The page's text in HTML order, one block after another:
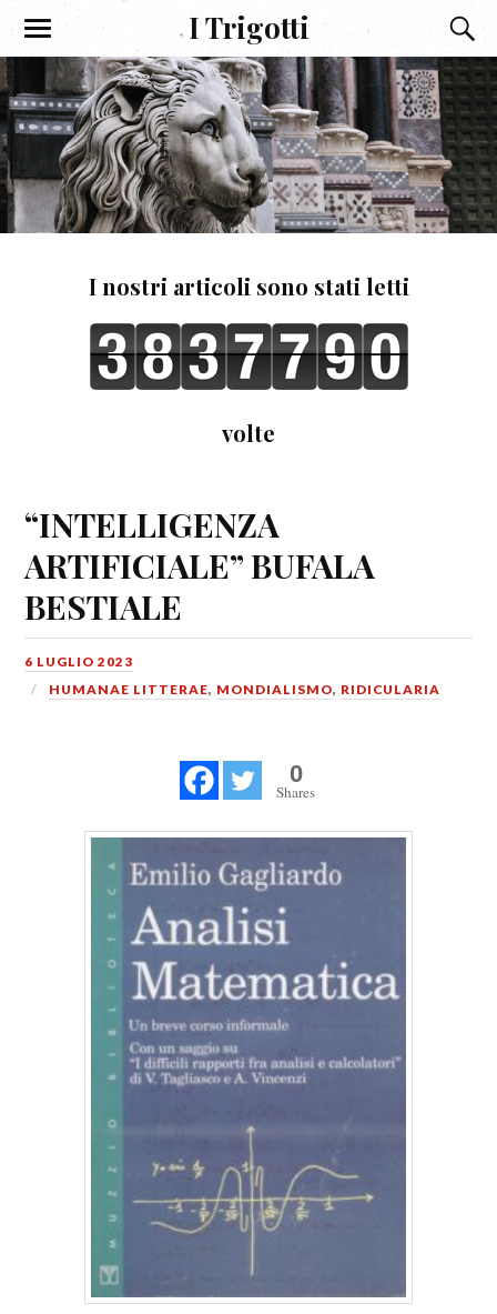
I Trigotti
I nostri articoli sono stati letti
volte
“INTELLIGENZA
ARTIFICIALE” BUFALA
BESTIALE
6 LUGLIO 2023
HUMANAE LITTERAE, MONDIALISMO, RIDICULARIA
0
Shares